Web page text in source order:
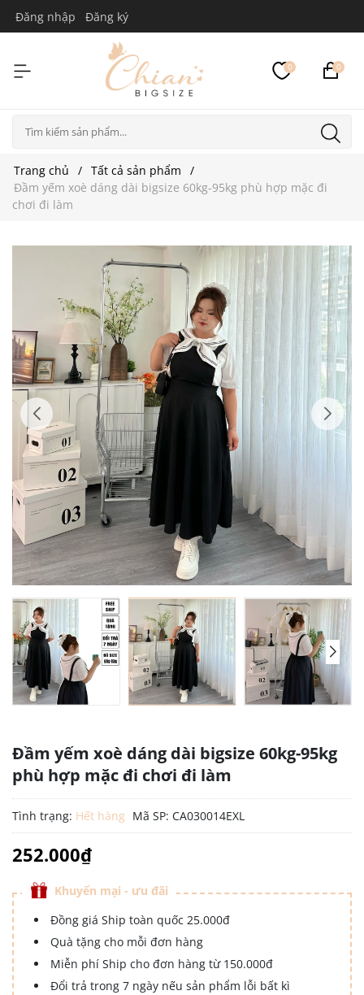
Đăng nhập Đăng ký
0 0
Trang chủ
Tất cả sản phẩm
Đầm yếm xoè dáng dài bigsize 60kg-95kg phù hợp mặc đi
chơi đi làm
Đầm yếm xoè dáng dài bigsize 60kg-95kg
phù hợp mặc đi chơi đi làm
Tình trạng: Hết hàng Mã SP: CA030014EXL
252.000₫
Khuyến mại - ưu đãi
Đồng giá Ship toàn quốc 25.000đ
Quà tặng cho mỗi đơn hàng
Miễn phí Ship cho đơn hàng từ 150.000đ
Đổi trả trong 7 ngày nếu sản phẩm lỗi bất kì